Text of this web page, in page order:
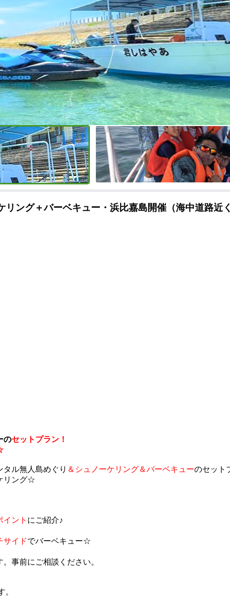
ング＋バーベキュー・浜比嘉島開催（海中道路近
のセットプラン！
ル無人島めぐり ＆シュノーケリング＆バーベキューのセット
リング☆
イント にご紹介♪
サイドでバーベキュー☆
事前にご相談ください。
。